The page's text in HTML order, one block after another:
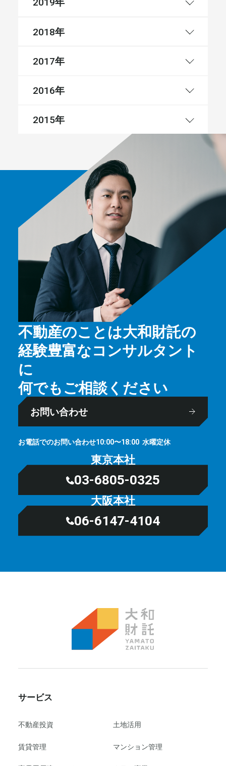
2019
2018年
2017年
2016年
2015年
不動産のことは大和財託の
経験豊富なコンサルタント
に
何でもご相談ください
お問い合わせ
お電話でのお問い合わせ10:00〜18:00 ⽔曜定休
東京本社
03-6805-0325
大阪本社
06-6147-4104
サービス
不動産投資
⼟地活⽤
賃貸管理
マンション管理